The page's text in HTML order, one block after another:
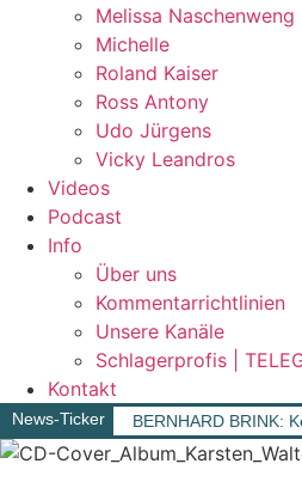
Melissa Naschenweng
Michelle
Roland Kaiser
Ross Antony
Udo Jürgens
Vicky Leandros
Videos
Podcast
Info
Über uns
Kommentarrichtlinien
Unsere Kanäle
Schlagerprofis |
Kontakt
News-Ticker BERNHARD BRINK: